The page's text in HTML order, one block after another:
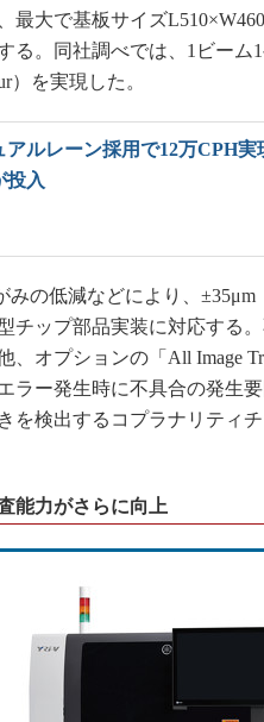
最大で基板サイズ
る。同社調べでは、1ビー
）を実現した。
アルレーン採用で12万CPH
投入
の低減などにより、±35μm
チップ部品実装に対応する
、オプションの「All Image
ラー発生時に不具合の発生
を検出するコプラナリティ
能力がさらに向上